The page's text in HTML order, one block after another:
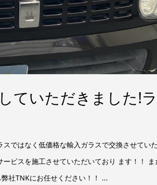
ていただきました!ラ
ではなく低価格な輸入ガラスで交換させてい
ビスを施工させていただいており ます！！ ま
社TNKにお任せください！！ ...